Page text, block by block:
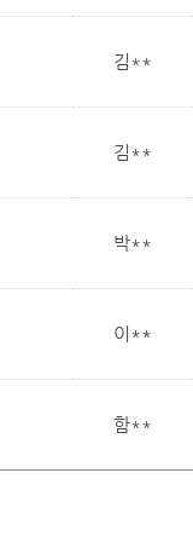
김**
김**
박**
이**
함**